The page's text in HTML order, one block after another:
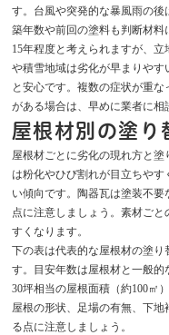
す。台風や突発的な暴風雨の後
築年数や前回の塗料も判断材
15年程度と考えられますが、
や積雪地域は劣化が早まりや
と安心です。複数の症状が重
がある場合は、早めに業者に相
屋根材別の塗り
屋根材ごとに劣化の現れ方と
は粉化やひび割れが目立ちや
い傾向です。陶器瓦は塗装不
点に注意しましょう。素材ご
すくなります。
下の表は代表的な屋根材の塗
す。目安年数は屋根材と一般
30坪相当の屋根面積（約100㎡
屋根の形状、足場の有無、下
る点に注意しましょう。